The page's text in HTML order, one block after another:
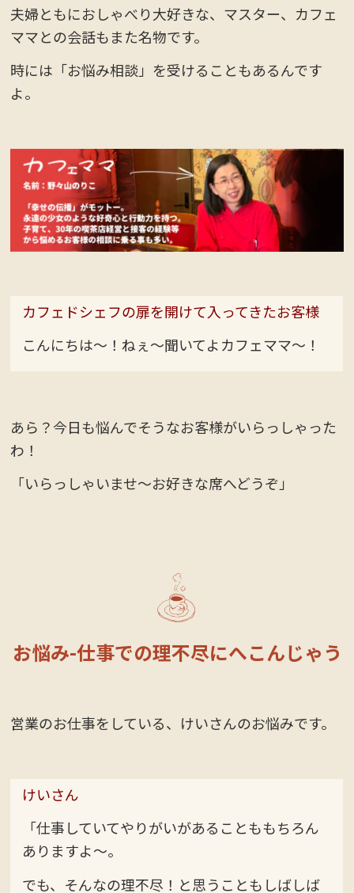
夫婦ともにおしゃべり大好きな、マスター、カフェ
ママとの会話もまた名物です。
時には「お悩み相談」を受けることもあるんです
よ。
カフェドシェフの扉を開けて入ってきたお客様
こんにちは〜！ねぇ〜聞いてよカフェママ〜！
あら？今日も悩んでそうなお客様がいらっしゃった
わ！
「いらっしゃいませ〜お好きな席へどうぞ」
お悩み-仕事での理不尽にへこんじゃう
営業のお仕事をしている、けいさんのお悩みです。
けいさん
「仕事していてやりがいがあることももちろん
ありますよ～。
でも、そんなの理不尽！と思うこともしばしば